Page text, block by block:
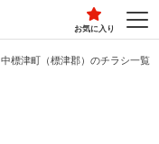
お気に入り
中標津町（標津郡）のチラシ一覧